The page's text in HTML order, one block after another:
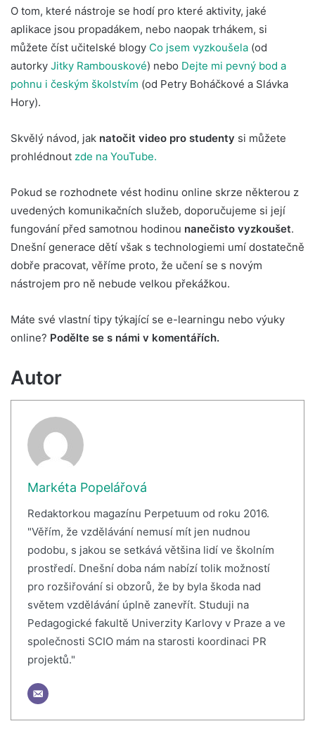
O tom, které nástroje se hodí pro které aktivity, jaké
aplikace jsou propadákem, nebo naopak trhákem, si
můžete číst učitelské blogy Co jsem vyzkoušela (od
autorky Jitky Rambouskové) nebo Dejte mi pevný bod a
pohnu i českým školstvím (od Petry Boháčkové a Slávka
Hory).
Skvělý návod, jak natočit video pro studenty si můžete
prohlédnout zde na YouTube.
Pokud se rozhodnete vést hodinu online skrze některou z
uvedených komunikačních služeb, doporučujeme si její
fungování před samotnou hodinou nanečisto vyzkoušet.
Dnešní generace dětí však s technologiemi umí dostatečně
dobře pracovat, věříme proto, že učení se s novým
nástrojem pro ně nebude velkou překážkou.
Máte své vlastní tipy týkající se e-learningu nebo výuky
online? Podělte se s námi v komentářích.
Autor
Markéta Popelářová
Redaktorkou magazínu Perpetuum od roku 2016.
"Věřím, že vzdělávání nemusí mít jen nudnou
podobu, s jakou se setkává většina lidí ve školním
prostředí. Dnešní doba nám nabízí tolik možností
pro rozšiřování si obzorů, že by byla škoda nad
světem vzdělávání úplně zanevřít. Studuji na
Pedagogické fakultě Univerzity Karlovy v Praze a ve
společnosti SCIO mám na starosti koordinaci PR
projektů."